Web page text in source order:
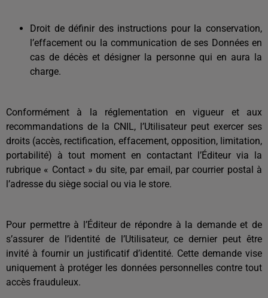
Droit de définir des instructions pour la conservation,
l’effacement ou la communication de ses Données en
cas de décès et désigner la personne qui en aura la
charge.
Conformément à la réglementation en vigueur et aux
recommandations de la CNIL, l’Utilisateur peut exercer ses
droits (accès, rectification, effacement, opposition, limitation,
portabilité) à tout moment en contactant l’Éditeur via la
rubrique « Contact » du site, par email, par courrier postal à
l’adresse du siège social ou via le store.
Pour permettre à l’Éditeur de répondre à la demande et de
s’assurer de l’identité de l’Utilisateur, ce dernier peut être
invité à fournir un justificatif d’identité. Cette demande vise
uniquement à protéger les données personnelles contre tout
accès frauduleux.